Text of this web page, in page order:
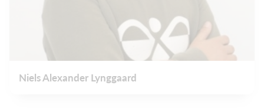
Niels Alexander Lynggaard